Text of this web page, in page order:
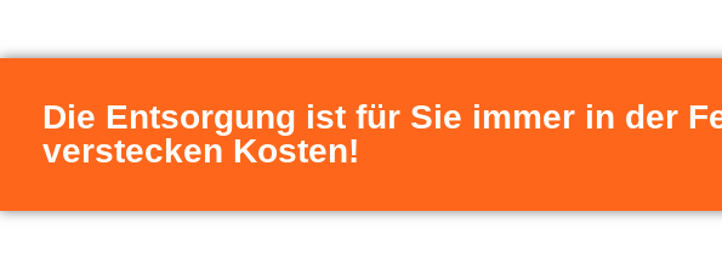
Die Entsorgung ist für Sie immer in der
verstecken Kosten!